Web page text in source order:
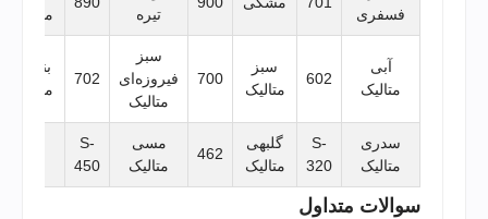
فسفری
تیره
متالیک
آبی
متالیک
602
سبز
متالیک
700
سبز
فیروزه‌ای
متالیک
702
بنفش
متالیک
سدری
متالیک
S-
320
گلبهی
متالیک
462
مسی
متالیک
S-
450
سوالات متداول